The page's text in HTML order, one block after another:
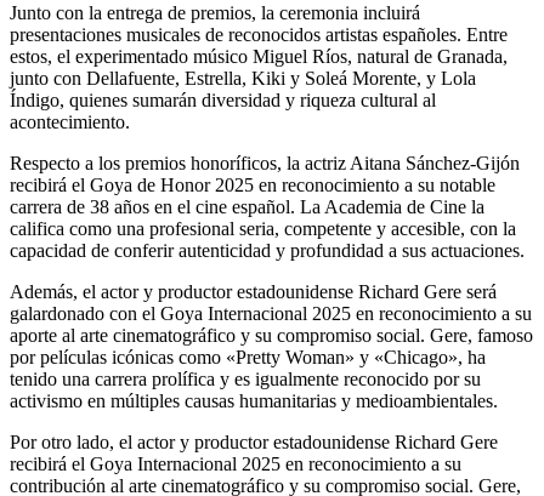
Junto con la entrega de premios, la ceremonia incluirá
presentaciones musicales de reconocidos artistas españoles. Entre
estos, el experimentado músico Miguel Ríos, natural de Granada,
junto con Dellafuente, Estrella, Kiki y Soleá Morente, y Lola
Índigo, quienes sumarán diversidad y riqueza cultural al
acontecimiento.
Respecto a los premios honoríficos, la actriz Aitana Sánchez-Gijón
recibirá el Goya de Honor 2025 en reconocimiento a su notable
carrera de 38 años en el cine español. La Academia de Cine la
califica como una profesional seria, competente y accesible, con la
capacidad de conferir autenticidad y profundidad a sus actuaciones.
Además, el actor y productor estadounidense Richard Gere será
galardonado con el Goya Internacional 2025 en reconocimiento a su
aporte al arte cinematográfico y su compromiso social. Gere, famoso
por películas icónicas como «Pretty Woman» y «Chicago», ha
tenido una carrera prolífica y es igualmente reconocido por su
activismo en múltiples causas humanitarias y medioambientales.
Por otro lado, el actor y productor estadounidense Richard Gere
recibirá el Goya Internacional 2025 en reconocimiento a su
contribución al arte cinematográfico y su compromiso social. Gere,